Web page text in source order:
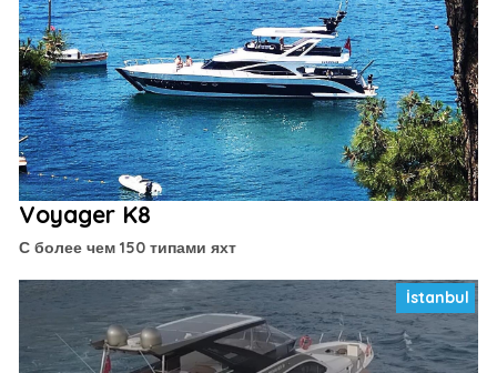
Voyager K8
С более чем 150 типами яхт
İstanbul